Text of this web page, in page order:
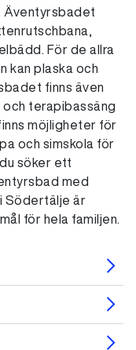
Äventyrsbadet
För de allra
kan plaska och
finns även
terapibassäng
möjligheter för
och simskola för
söker ett
med
Södertälje är
för hela familjen.